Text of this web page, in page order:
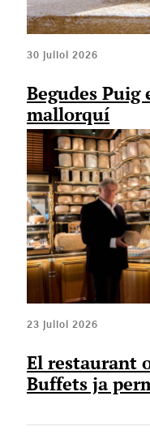
30 juliol 2026
Begudes
mallorquí
23 juliol 2026
El restaurant
Buffets ja